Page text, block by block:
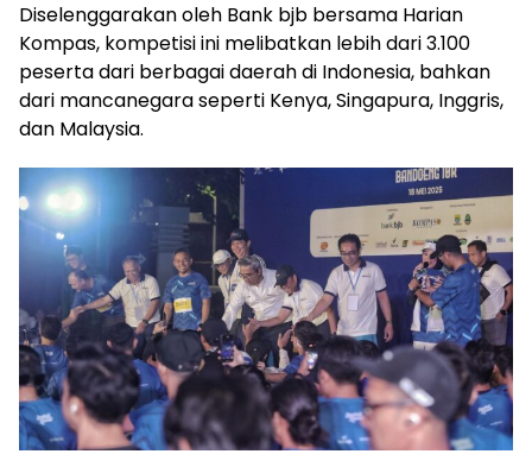
Diselenggarakan oleh Bank bjb bersama Harian
Kompas, kompetisi ini melibatkan lebih dari 3.100
peserta dari berbagai daerah di Indonesia, bahkan
dari mancanegara seperti Kenya, Singapura, Inggris,
dan Malaysia.